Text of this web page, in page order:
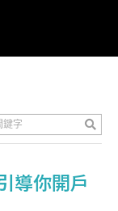
導你開戶